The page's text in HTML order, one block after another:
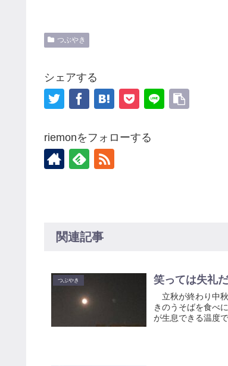
つぶやき
シェアする
riemonをフォローする
関連記事
つぶやき 笑っては失礼
立秋が終わり中
きのうそばを食べ
が生息できる温度